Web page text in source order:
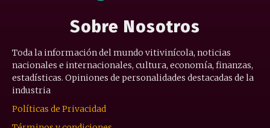
Sobre Nosotros
Toda la información del mundo vitivinícola, noticias
nacionales e internacionales, cultura, economía, finanzas,
estadísticas. Opiniones de personalidades destacadas de la
industria
Políticas de Privacidad